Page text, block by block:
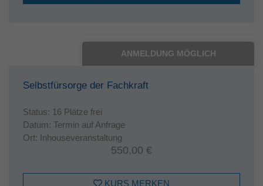
ANMELDUNG MÖGLICH
Selbstfürsorge der Fachkraft
Status: 16 Plätze frei
Datum: Termin auf Anfrage
Ort: Inhouseveranstaltung
550,00 €
KURS MERKEN